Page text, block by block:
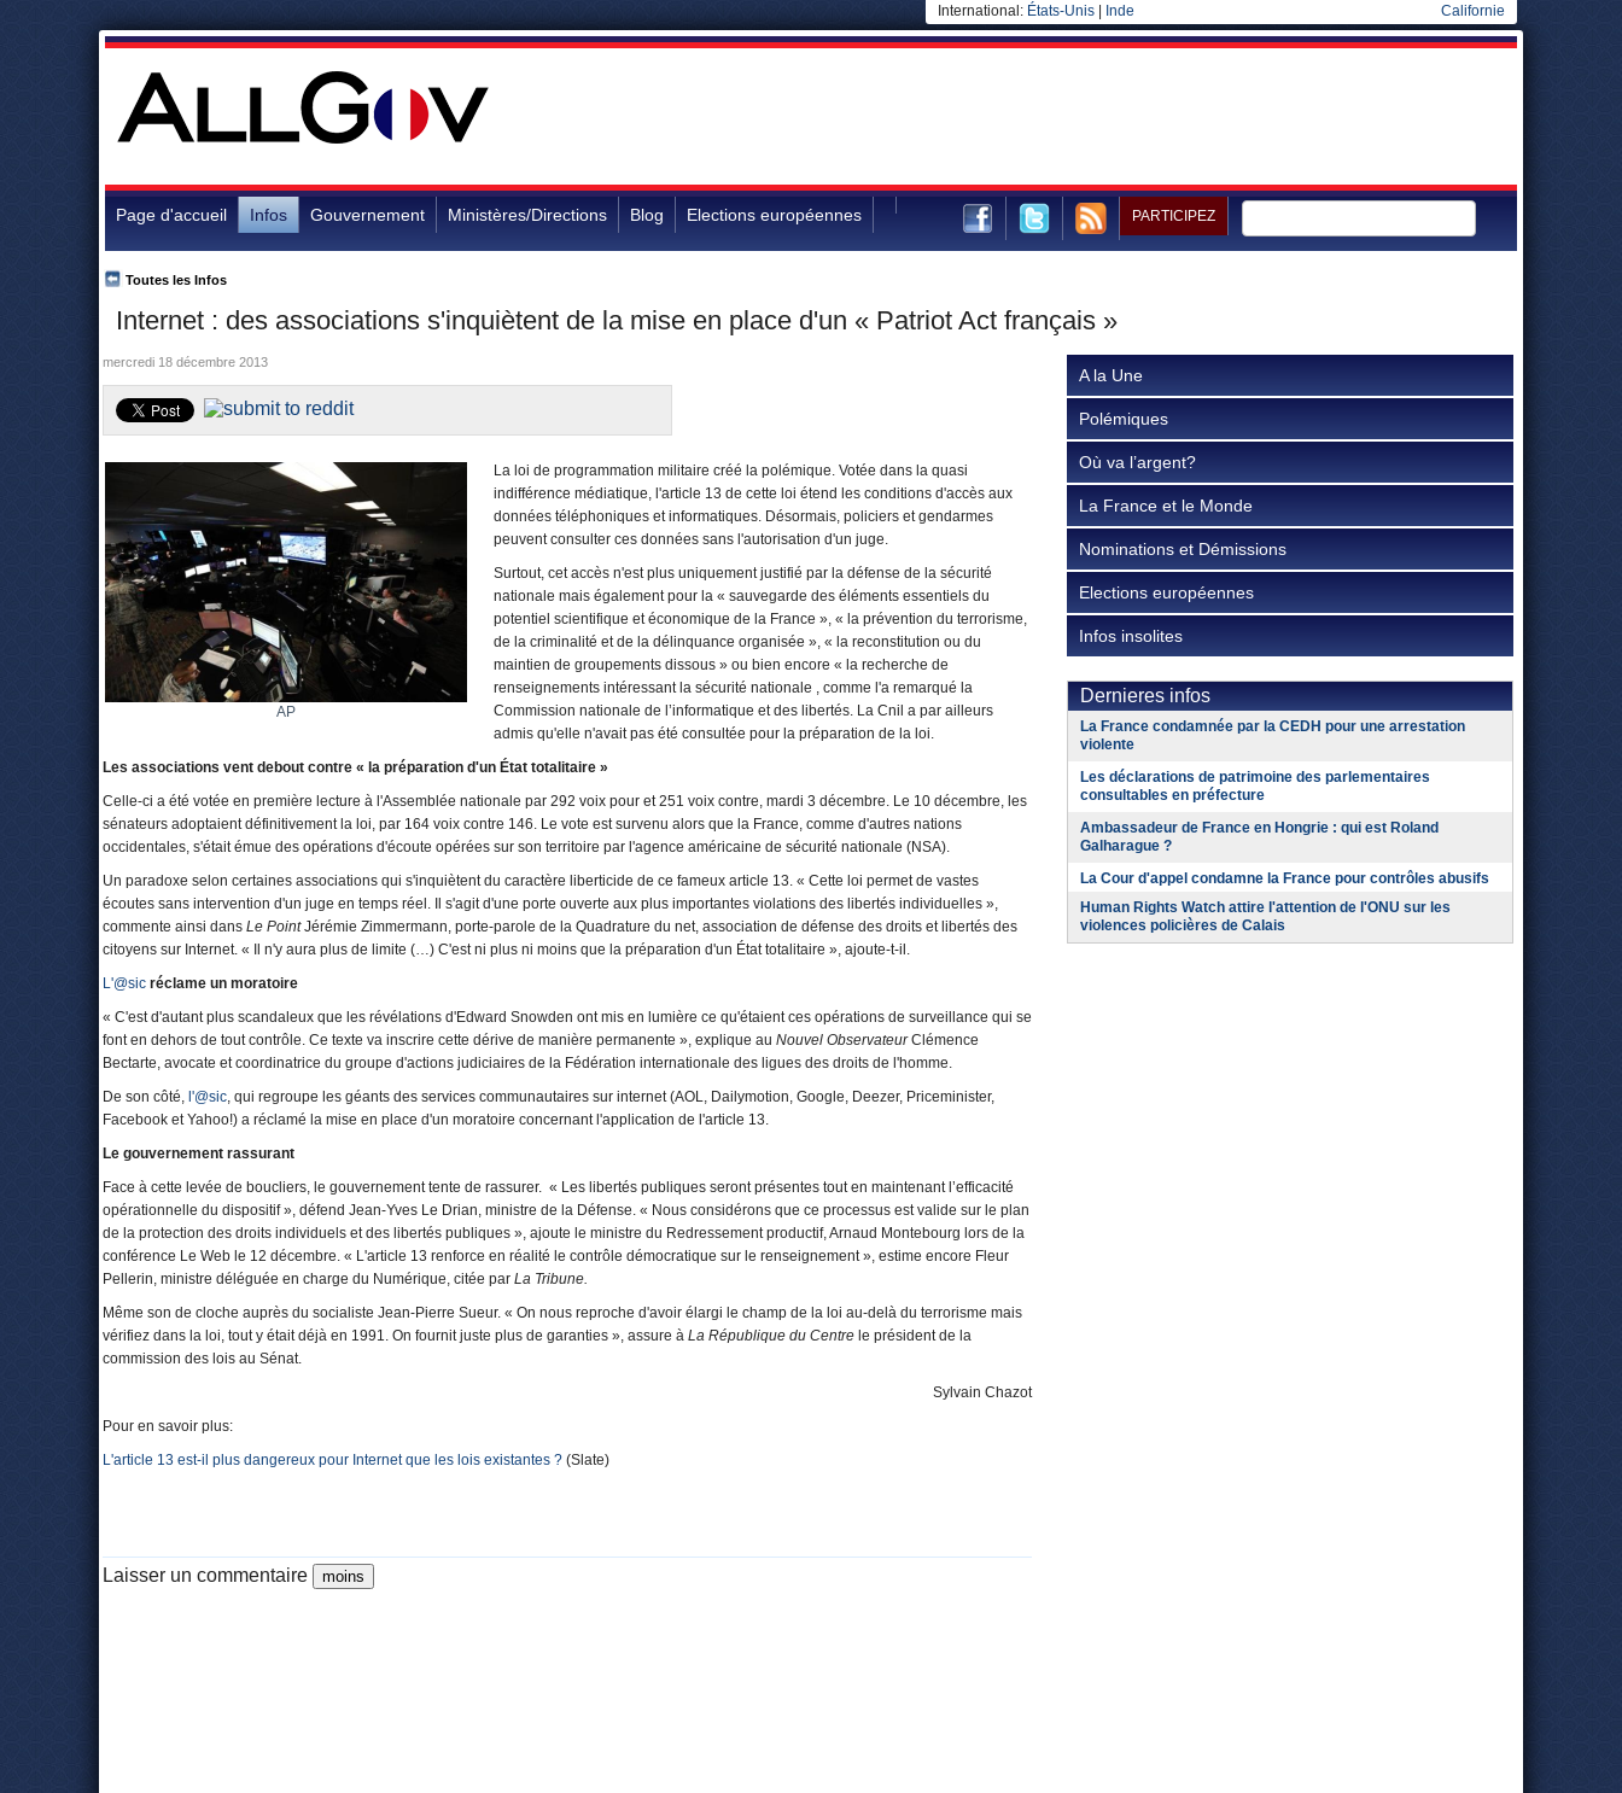
International: États-Unis Inde Californie
Page d'accueil Infos Gouvernement Ministères/Directions Blog Elections européennes PARTICIPEZ
Internet : des associations s'inquiètent de la mise en place d'un « Patriot Act français »
Toutes les Infos
mercredi 18 décembre 2013
AP
La loi de programmation militaire créé la polémique. Votée dans la quasi
indifférence médiatique, l'article 13 de cette loi étend les conditions d'accès aux
données téléphoniques et informatiques. Désormais, policiers et gendarmes
peuvent consulter ces données sans l'autorisation d'un juge.
Surtout, cet accès n'est plus uniquement justifié par la défense de la sécurité
nationale mais également pour la « sauvegarde des éléments essentiels du
potentiel scientifique et économique de la France », « la prévention du terrorisme,
de la criminalité et de la délinquance organisée », « la reconstitution ou du
maintien de groupements dissous » ou bien encore « la recherche de
renseignements intéressant la sécurité nationale , comme l'a remarqué la
Commission nationale de l’informatique et des libertés. La Cnil a par ailleurs
admis qu'elle n'avait pas été consultée pour la préparation de la loi.
Les associations vent debout contre « la préparation d'un État totalitaire »
Celle-ci a été votée en première lecture à l'Assemblée nationale par 292 voix pour et 251 voix contre, mardi 3 décembre. Le 10 décembre, les
sénateurs adoptaient définitivement la loi, par 164 voix contre 146. Le vote est survenu alors que la France, comme d'autres nations
occidentales, s'était émue des opérations d'écoute opérées sur son territoire par l'agence américaine de sécurité nationale (NSA).
Un paradoxe selon certaines associations qui s'inquiètent du caractère liberticide de ce fameux article 13. « Cette loi permet de vastes
écoutes sans intervention d'un juge en temps réel. Il s'agit d'une porte ouverte aux plus importantes violations des libertés individuelles »,
commente ainsi dans Le PointJérémie Zimmermann, porte-parole de la Quadrature du net, association de défense des droits et libertés des
citoyens sur Internet. « Il n'y aura plus de limite (…) C'est ni plus ni moins que la préparation d'un État totalitaire », ajoute-t-il.
L'@sic réclame un moratoire
« C'est d'autant plus scandaleux que les révélations d'Edward Snowden ont mis en lumière ce qu'étaient ces opérations de surveillance qui se
font en dehors de tout contrôle. Ce texte va inscrire cette dérive de manière permanente », explique au Nouvel ObservateurClémence
Bectarte, avocate et coordinatrice du groupe d'actions judiciaires de la Fédération internationale des ligues des droits de l'homme.
De son côté, l'@sic, qui regroupe les géants des services communautaires sur internet (AOL, Dailymotion, Google, Deezer, Priceminister,
Facebook et Yahoo!) a réclamé la mise en place d'un moratoire concernant l'application de l'article 13.
Le gouvernement rassurant
Face à cette levée de boucliers, le gouvernement tente de rassurer. « Les libertés publiques seront présentes tout en maintenant l’efficacité
opérationnelle du dispositif », défend Jean-Yves Le Drian, ministre de la Défense. « Nous considérons que ce processus est valide sur le plan
de la protection des droits individuels et des libertés publiques », ajoute le ministre du Redressement productif, Arnaud Montebourg lors de la
conférence Le Web le 12 décembre. « L'article 13 renforce en réalité le contrôle démocratique sur le renseignement », estime encore Fleur
Pellerin, ministre déléguée en charge du Numérique, citée par La Tribune.
Même son de cloche auprès du socialiste Jean-Pierre Sueur. « On nous reproche d'avoir élargi le champ de la loi au-delà du terrorisme mais
vérifiez dans la loi, tout y était déjà en 1991. On fournit juste plus de garanties », assure à La République du Centre le président de la
commission des lois au Sénat.
Sylvain Chazot
Pour en savoir plus:
L'article 13 est-il plus dangereux pour Internet que les lois existantes ? (Slate)
Laisser un commentaire
A la Une
Polémiques
Où va l’argent?
La France et le Monde
Nominations et Démissions
Elections européennes
Infos insolites
Dernieres infos
La France condamnée par la CEDH pour une arrestation
violente
Les déclarations de patrimoine des parlementaires
consultables en préfecture
Ambassadeur de France en Hongrie : qui est Roland
Galharague ?
La Cour d'appel condamne la France pour contrôles abusifs
Human Rights Watch attire l'attention de l'ONU sur les
violences policières de Calais